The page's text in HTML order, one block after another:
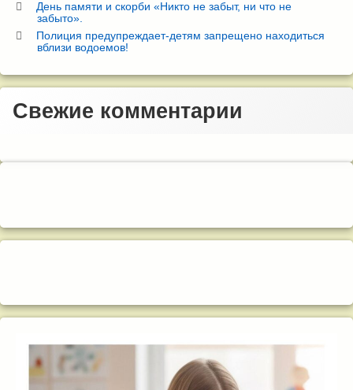
День памяти и скорби «Никто не забыт, ни что не
забыто».
Полиция предупреждает-детям запрещено находиться
вблизи водоемов!
Свежие комментарии
Правый сайдбар